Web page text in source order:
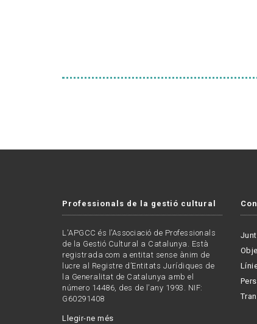
Professionals de la gestió cultural
L'APGCC és l’Associació de Professionals
de la Gestió Cultural a Catalunya. Està
registrada com a entitat sense ànim de
lucre al Registre d’Entitats Jurídiques de
la Generalitat de Catalunya amb el
número 14486, des de l’any 1993. NIF:
G60291408
Llegir-ne més